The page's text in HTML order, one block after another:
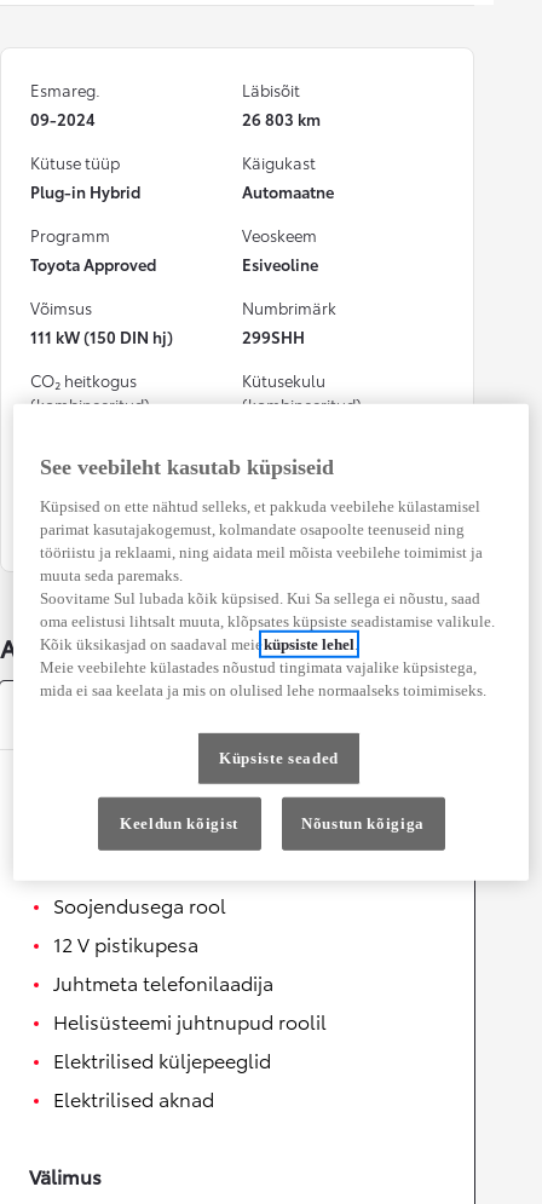
Esmareg.
09-2024
Läbisõit
26 803 km
Kütuse tüüp
Plug-in Hybrid
Käigukast
Automaatne
Programm
Toyota Approved
Veoskeem
Esiveoline
Võimsus
111 kW (150 DIN hj)
Numbrimärk
299SHH
CO₂ heitkogus
(kombineeritud)
Kütusekulu
(kombineeritud)
Osalenud
kindlustusjuhtumis
Ei
Auto üksikasjad
Mugavus
Automaatselt kokkuklapitavad
Soojendusega rool
12 V pistikupesa
Juhtmeta telefonilaadija
Helisüsteemi juhtnupud roolil
Elektrilised küljepeeglid
Elektrilised aknad
Välimus
See veebileht kasutab küpsiseid
Küpsised on ette nähtud selleks, et pakkuda veebilehe külastamisel
parimat kasutajakogemust, kolmandate osapoolte teenuseid ning
tööriistu ja reklaami, ning aidata meil mõista veebilehe toimimist ja
muuta seda paremaks.
Soovitame Sul lubada kõik küpsised. Kui Sa sellega ei nõustu, saad
oma eelistusi lihtsalt muuta, klõpsates küpsiste seadistamise valikule.
Kõik üksikasjad on saadaval meieküpsiste lehel
Meie veebilehte külastades nõustud tingimata vajalike küpsistega,
mida ei saa keelata ja mis on olulised lehe normaalseks toimimiseks.
Küpsiste seaded
Keeldun kõigist Nõustun kõigiga